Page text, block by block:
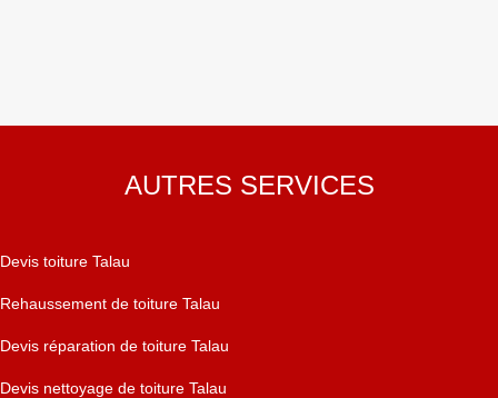
AUTRES SERVICES
Devis toiture Talau
Rehaussement de toiture Talau
Devis réparation de toiture Talau
Devis nettoyage de toiture Talau